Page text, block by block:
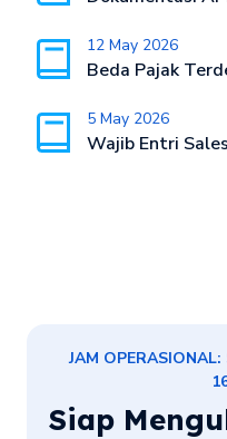
12 May 2026
Beda Pajak
5 May 2026
Wajib Entri
JAM
Siap